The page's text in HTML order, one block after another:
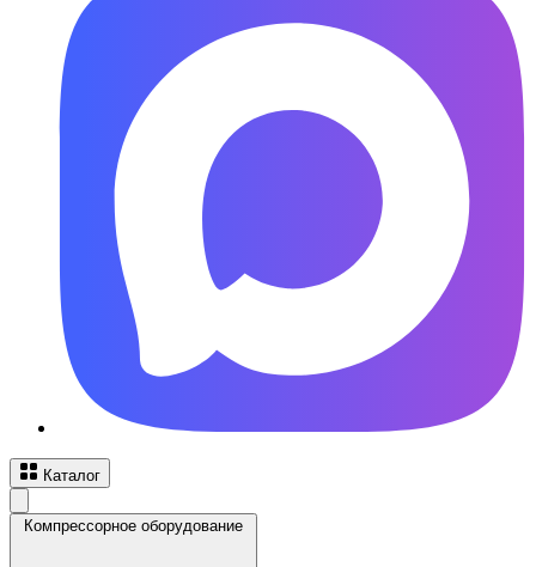
Каталог
Компрессорное оборудование